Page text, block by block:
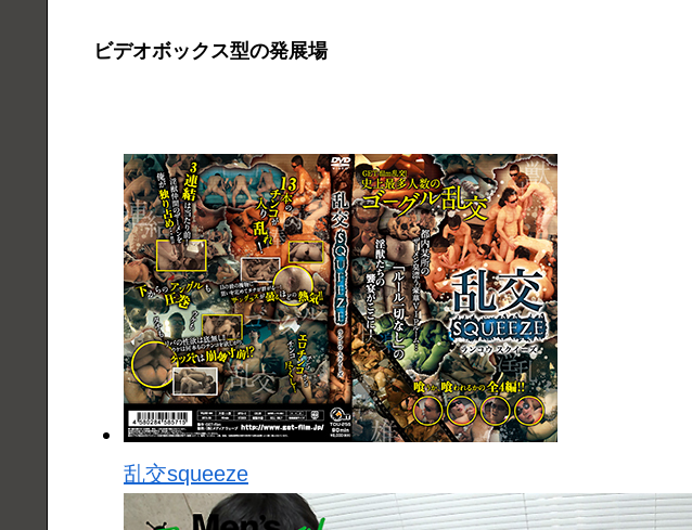
ビデオボックス型の発展場
乱交squeeze